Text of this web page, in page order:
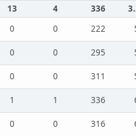
13 4 336
0 0 222
0 0 295
0 0 311
1 1 336
0 0 316